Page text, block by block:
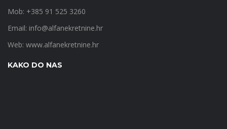
Mob: +385 91 525 3260
Email: info@alfanekretnine.hr
Web: www.alfanekretnine.hr
KAKO DO NAS